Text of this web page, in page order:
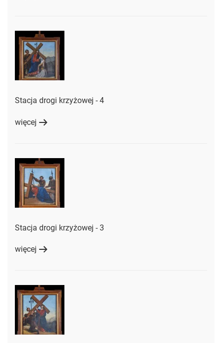
Stacja drogi krzyżowej - 4
więcej
Stacja drogi krzyżowej - 3
więcej